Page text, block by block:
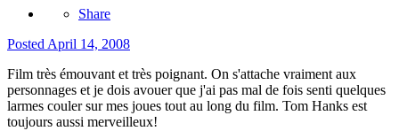
Share
Posted April 14, 2008
Film très émouvant et très poignant. On s'attache vraiment aux
personnages et je dois avouer que j'ai pas mal de fois senti quelques
larmes couler sur mes joues tout au long du film. Tom Hanks est
toujours aussi merveilleux!